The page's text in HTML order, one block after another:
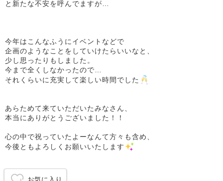
と新たな不安を呼んでますが…
今年はこんなふうにイベントなどで
企画のようなことをしていけたらいいなと、
少し思ったりもしました。
今まで全くしなかったので…
それくらいに充実して楽しい時間でした
あらためて来ていただいたみなさん、
本当にありがとうございました！！
心の中で祝っていたよーなんて方々も含め、
今後ともよろしくお願いいたします